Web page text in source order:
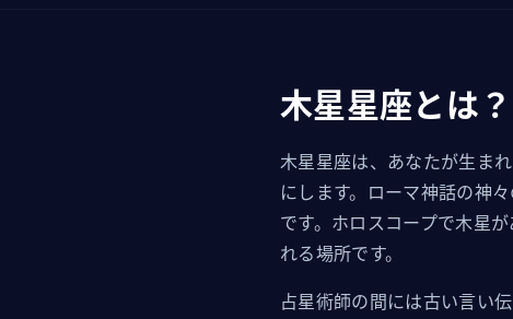
木星星座とは？
木星星座は、あなたが生ま
にします。ローマ神話の神
です。ホロスコープで木星
れる場所です。
占星術師の間には古い言い